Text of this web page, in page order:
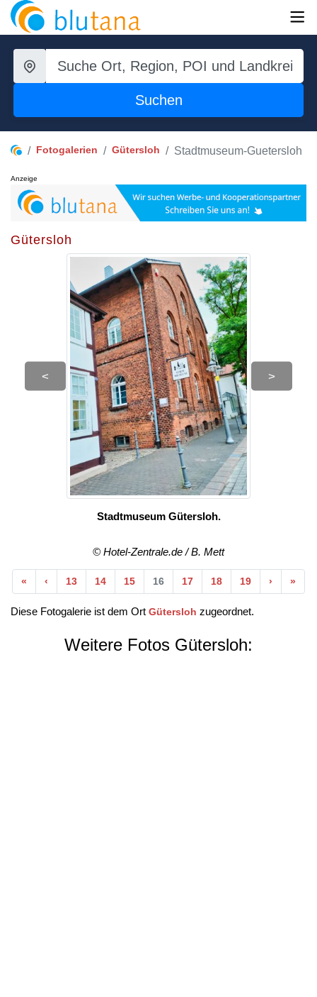
Suchen
Fotogalerien Gütersloh Stadtmuseum-Guetersloh
Anzeige
Gütersloh
< >
Stadtmuseum Gütersloh.
© Hotel-Zentrale.de / B. Mett
« Anfang
‹ Vorherige
13 14 15 16 17 18 19 › Nächste
»
Diese Fotogalerie ist dem Ort Gütersloh zugeordnet.
Weitere Fotos Gütersloh: